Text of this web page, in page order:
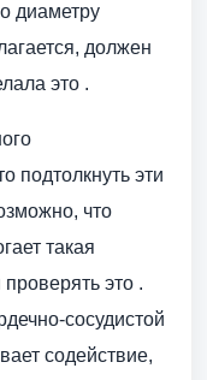
диаметру
должен
это .
подтолкнуть эти
что
такая
это .
сосудистой
содействие,